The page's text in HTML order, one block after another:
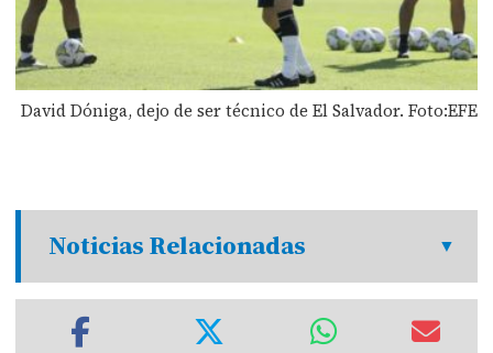
David Dóniga, dejo de ser técnico de El Salvador. Foto:EFE
Noticias Relacionadas